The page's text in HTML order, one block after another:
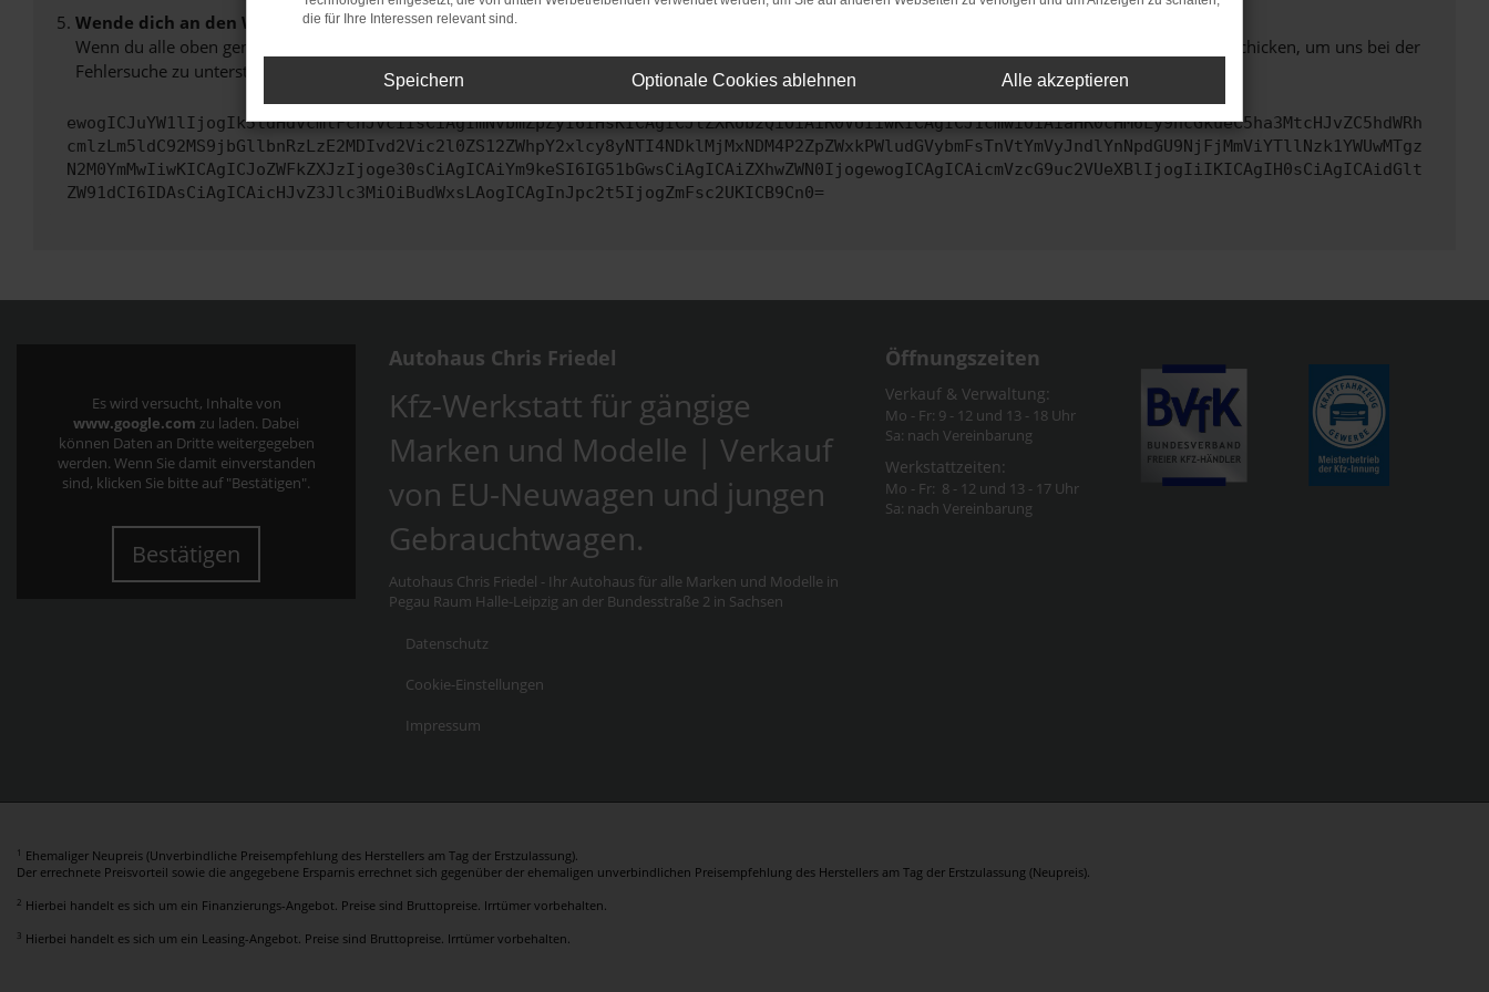
Wende dich an den Webseitenbetreiber.
Wenn du alle oben genannten Schritte versucht hast, kontaktiere uns bitte. Wir werden versuchen, das Problem zu beheben. Du kannst uns diesen Text schicken, um uns bei der
Fehlersuche zu unterstützen:
ewogICJuYW1lIjogIk5ldHdvcmtFcnJvciIsCiAgImNvbmZpZyI6IHsKICAgICJtZXRob2QiOiAiR0VUIiwKICAgICJ1cmwiOiAiaHR0cHM6Ly9hcGkueC5ha3MtcHJvZC5hdWRh
cmlzLm5ldC92MS9jbGllbnRzLzE2MDIvd2Vic2l0ZS12ZWhpY2xlcy8yNTI4NDklMjMxNDM4P2ZpZWxkPWludGVybmFsTnVtYmVyJndlYnNpdGU9NjFjMmViYTllNzk1YWUwMTgz
N2M0YmMwIiwKICAgICJoZWFkZXJzIjoge30sCiAgICAiYm9keSI6IG51bGwsCiAgICAiZXhwZWN0IjogewogICAgICAicmVzcG9uc2VUeXBlIjogIiIKICAgIH0sCiAgICAidGlt
ZW91dCI6IDAsCiAgICAicHJvZ3Jlc3MiOiBudWxsLAogICAgInJpc2t5IjogZmFsc2UKICB9Cn0=
Es wird versucht, Inhalte von
www.google.com zu laden. Dabei
können Daten an Dritte weitergegeben
werden. Wenn Sie damit einverstanden
sind, klicken Sie bitte auf "Bestätigen".
Bestätigen
Autohaus Chris Friedel
Kfz-Werkstatt für gängige
Marken und Modelle | Verkauf
von EU-Neuwagen und jungen
Gebrauchtwagen.
Autohaus Chris Friedel - Ihr Autohaus für alle Marken und Modelle in
Pegau Raum Halle-Leipzig an der Bundesstraße 2 in Sachsen
Datenschutz
Cookie-Einstellungen
Impressum
Öffnungszeiten
Verkauf & Verwaltung:
Mo - Fr: 9 - 12 und 13 - 18 Uhr
Sa: nach Vereinbarung
Werkstattzeiten:
Mo - Fr: 8 - 12 und 13 - 17 Uhr
Sa: nach Vereinbarung
1 Ehemaliger Neupreis (Unverbindliche Preisempfehlung des Herstellers am Tag der Erstzulassung).
Der errechnete Preisvorteil sowie die angegebene Ersparnis errechnet sich gegenüber der ehemaligen unverbindlichen Preisempfehlung des Herstellers am Tag der Erstzulassung (Neupreis).
2 Hierbei handelt es sich um ein Finanzierungs-Angebot. Preise sind Bruttopreise. Irrtümer vorbehalten.
3 Hierbei handelt es sich um ein Leasing-Angebot. Preise sind Bruttopreise. Irrtümer vorbehalten.
die für Ihre Interessen relevant sind.
Speichern Optionale Cookies ablehnen Alle akzeptieren